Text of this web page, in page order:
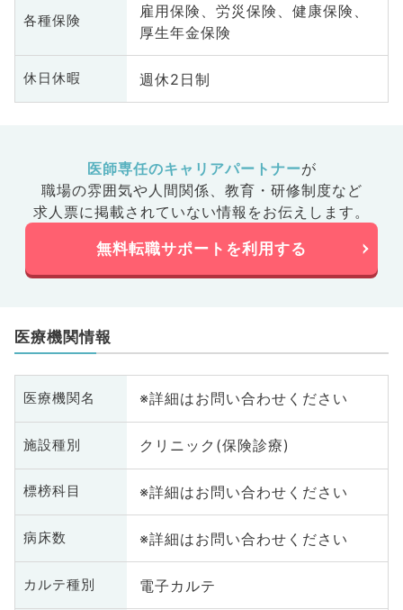
各種保険
雇用保険、労災保険、健康保険、
厚生年金保険
休日休暇 週休2日制
医師専任のキャリアパートナーが
職場の雰囲気や人間関係、 教育・研修制度など
求人票に掲載されていない情報をお伝えします。
無料転職サポートを利用する
医療機関情報
医療機関名 ※詳細はお問い合わせください
施設種別 クリニック(保険診療)
標榜科目 ※詳細はお問い合わせください
病床数 ※詳細はお問い合わせください
カルテ種別 電子カルテ